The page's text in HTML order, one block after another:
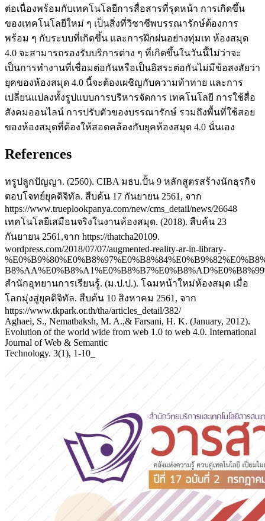
ต่อเนื่องพร้อมกับเทคโนโลยีการสื่อสารที่รุดหน้า การเกิดขึ้น
ของเทคโนโลยีใหม่ ๆ เป็นสิ่งที่วิชาชีพบรรณารักษ์ต้องการ
พร้อม ๆ กับระบบที่เกิดขึ้น และการฝึกฝนอย่างทุ่มเท ห้องสมุด
4.0 จะสามารถรองรับบริการต่าง ๆ ที่เกิดขึ้นในวันนี้ไม่ว่าจะ
เป็นการทำงานที่เชื่อมต่อกันหรือเป็นอิสระต่อกันไม่มีข้อสงสัยว่า
ยุคของห้องสมุด 4.0 นี้จะต้องเผชิญกับความท้าทาย และการ
เปลี่ยนแปลงทั้งรูปแบบการบริหารจัดการ เทคโนโลยี การใช้สื่อ
สังคมออนไลน์ การปรับตัวของบรรณารักษ์ รวมถึงพื้นที่ใช้สอย
ของห้องสมุดที่ต้องให้สอดคล้องกับยุคห้องสมุด 4.0 นั่นเอง
References
ทรูปลูกปัญญา. (2560). CIBA มธบ.ปั้น 9 หลักสูตรสร้างนักธุรกิจ
ตอบโจทย์ยุคดิจิทัล. สืบค้น 17 กันยายน 2561, จาก
https://www.trueplookpanya.com/new/cms_detail/news/26648
เทคโนโลยีเสมือนจริงในงานห้องสมุด. (2018). สืบค้น 23
กันยายน 2561,จาก https://thatcha20109.
wordpress.com/2018/07/07/augmented-reality-ar-in-library-
สำนักอุทยานการเรียนรู้. (ม.ป.ป.). โฉมหน้าใหม่ห้องสมุด เมื่อ
โลกมุ่งสู่ยุคดิจิทัล. สืบค้น 10 สิงหาคม 2561, จาก
https://www.tkpark.or.th/tha/articles_detail/382/
Aghaei, S., Nematbaksh, M. A.,& Farsani, H. K. (January, 2012).
Evolution of the world wide from web 1.0 to web 4.0. International
Journal of Web & Semantic
Technology. 3(1), 1-10_